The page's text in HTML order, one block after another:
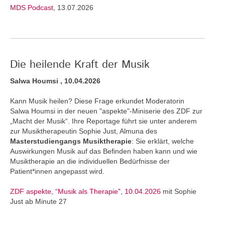
MDS Podcast , 13.07.2026
Die heilende Kraft der Musik
Salwa Houmsi , 10.04.2026
Kann Musik heilen? Diese Frage erkundet Moderatorin
Salwa Houmsi in der neuen "aspekte"-Miniserie des ZDF zur
„Macht der Musik“. Ihre Reportage führt sie unter anderem
zur Musiktherapeutin Sophie Just, Almuna des
Masterstudiengangs Musiktherapie: Sie erklärt, welche
Auswirkungen Musik auf das Befinden haben kann und wie
Musiktherapie an die individuellen Bedürfnisse der
Patient*innen angepasst wird.
ZDF aspekte, “Musik als Therapie”, 10.04.2026 mit Sophie
Just ab Minute 27